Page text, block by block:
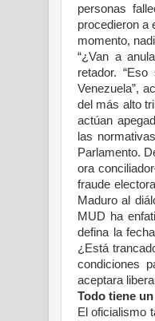
personas
procedieron a
momento,
“¿Van a
retador.
Venezuela”,
del más alto
actúan
las
Parlamento.
ora
fraude
Maduro al
MUD ha
defina la
¿Está
condiciones
aceptara
Todo tiene
El oficialismo